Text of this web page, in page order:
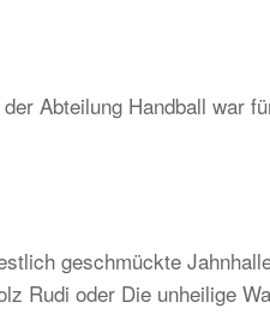
Beständig
jugend-
und
Abteilung Handball war
geschmückte
Rudi oder Die unheilige